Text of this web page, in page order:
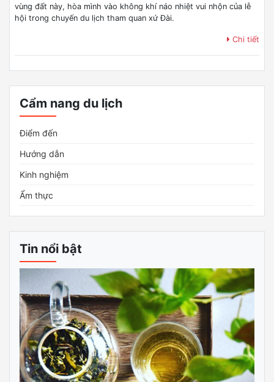
Cẩm nang du lịch
Điểm đến
Hướng dẫn
Kinh nghiệm
Ẩm thực
Tin nổi bật
vùng đất này, hòa mình vào không khí náo nhiệt vui nhộn của lễ
hội trong chuyến du lịch tham quan xứ Đài.
Chi tiết